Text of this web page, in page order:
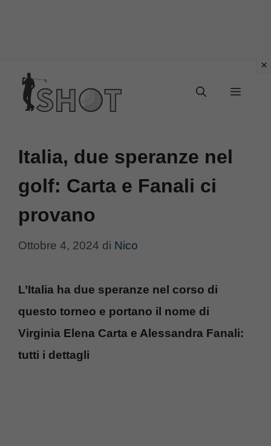
contenuto
Menu
Italia, due speranze nel
golf: Carta e Fanali ci
provano
Ottobre 4, 2024 di Nico
L’Italia ha due speranze nel corso di
questo torneo e portano il nome di
Virginia Elena Carta e Alessandra Fanali:
tutti i dettagli